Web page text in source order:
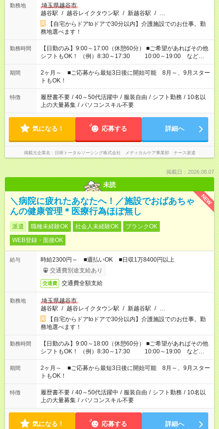
勤務地
埼玉県越谷市
越谷駅 / 越谷レイクタウン駅 / 新越谷駅 / …
【自宅からドアtoドアで30分以内】介護施設でのお仕事。勤
務地選べます！
勤務時間
【日勤のみ】9:00～17:00（休憩60分） ■ご希望があればその他
シフトもOK！ （例）8:30～17:30 10:00～19:00 など
「家族とお休みを合わせたい」 「できれば残業はしたくない」
など、あなたのご希望に沿ったお仕事をご紹介します！ ※Wワ
ーク希望の方へ 今ご覧のお仕事で希望する勤務時間と、もう1つ
のお仕事の勤務時間。 合計で週40時間を超える場合は応募でき
ません
期間
2ヶ月～ ■ご応募から最短3日後に開始可能 8月～、9月スター
トもOK！
特徴 履歴書不要 / 40～50代活躍中 / 服装自由 / シフト勤務 / 10名以
上の大量募集 / パソコンスキル不要
気になる！ 応募する 詳細へ
掲載元企業名 日研トータルソーシング株式会社 メディカルケア事業部 ナース派遣
掲載日：2026.08.07
未読
NEW
＼病院に疲れたあなたへ！／施設でおばあちゃ
んの健康管理＊医療行為ほぼ無し
派遣 職種未経験OK 社会人未経験OK
ブランクOK
WEB登録・面接OK
給与
時給2300円～ ■週払いOK ■日収1万8400円以上
交通費別途支給あり
交通費 交通費全額支給
勤務地
埼玉県越谷市
越谷駅 / 越谷レイクタウン駅 / 新越谷駅 / …
【自宅からドアtoドアで30分以内】介護施設でのお仕事。勤
務地選べます！
勤務時間
【日勤のみ】9:00～18:00（休憩60分） ■ご希望があればその他
シフトもOK！ （例）8:30～17:30 10:00～19:00 など
「家族とお休みを合わせたい」 「できれば残業はしたくない」
など、あなたのご希望に沿ったお仕事をご紹介します！ ※Wワ
ーク希望の方へ 今ご覧のお仕事で希望する勤務時間と、もう1つ
のお仕事の勤務時間。 合計で週40時間を超える場合は応募でき
ません
期間
2ヶ月～ ■ご応募から最短3日後に開始可能 8月～、9月スター
トもOK！
特徴 履歴書不要 / 40～50代活躍中 / 服装自由 / シフト勤務 / 10名以
上の大量募集 / パソコンスキル不要
気になる！ 応募する 詳細へ